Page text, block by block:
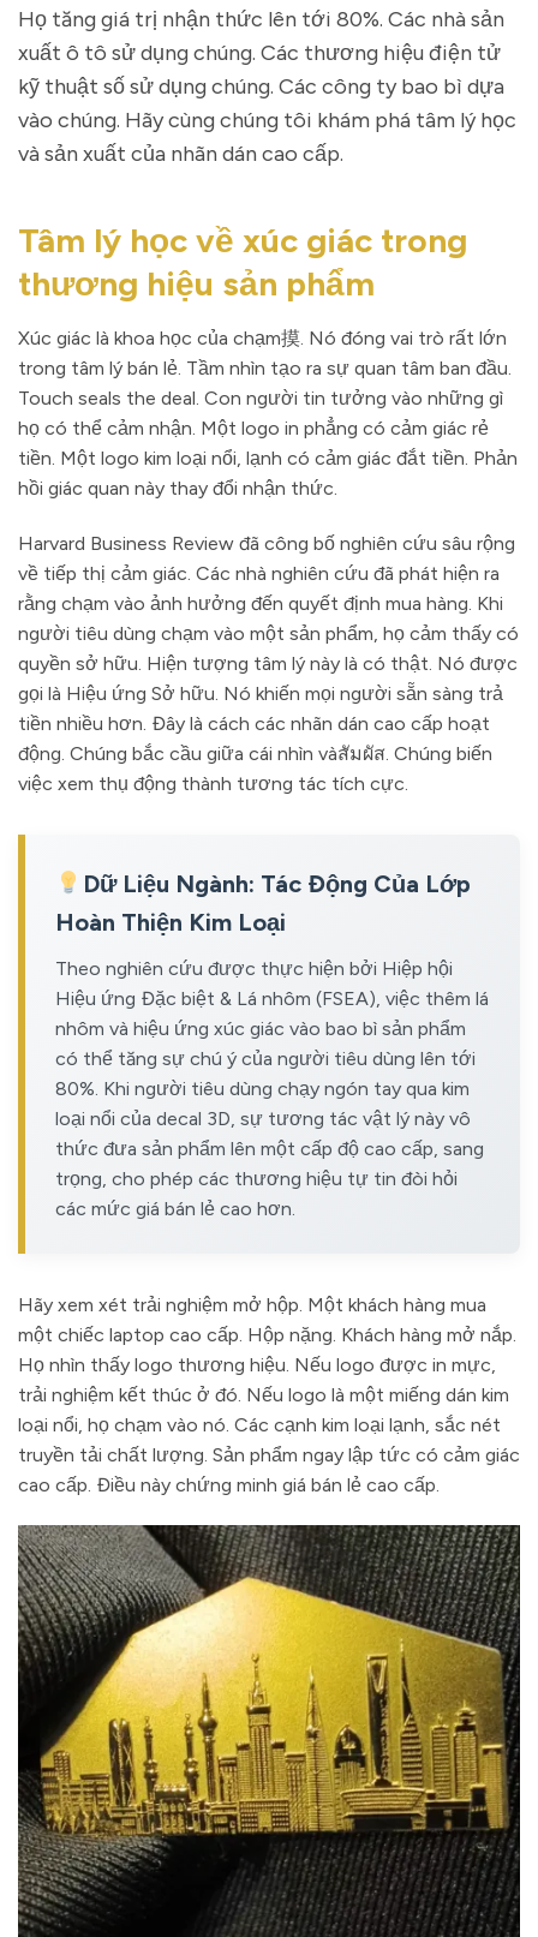
Họ tăng giá trị nhận thức lên tới 80%. Các nhà sản
xuất ô tô sử dụng chúng. Các thương hiệu điện tử
kỹ thuật số sử dụng chúng. Các công ty bao bì dựa
vào chúng. Hãy cùng chúng tôi khám phá tâm lý học
và sản xuất của nhãn dán cao cấp.
Tâm lý học về xúc giác trong
thương hiệu sản phẩm
Xúc giác là khoa học của chạm摸. Nó đóng vai trò rất lớn
trong tâm lý bán lẻ. Tầm nhìn tạo ra sự quan tâm ban đầu.
Touch seals the deal. Con người tin tưởng vào những gì
họ có thể cảm nhận. Một logo in phẳng có cảm giác rẻ
tiền. Một logo kim loại nổi, lạnh có cảm giác đắt tiền. Phản
hồi giác quan này thay đổi nhận thức.
Harvard Business Review đã công bố nghiên cứu sâu rộng
về tiếp thị cảm giác. Các nhà nghiên cứu đã phát hiện ra
rằng chạm vào ảnh hưởng đến quyết định mua hàng. Khi
người tiêu dùng chạm vào một sản phẩm, họ cảm thấy có
quyền sở hữu. Hiện tượng tâm lý này là có thật. Nó được
gọi là Hiệu ứng Sở hữu. Nó khiến mọi người sẵn sàng trả
tiền nhiều hơn. Đây là cách các nhãn dán cao cấp hoạt
động. Chúng bắc cầu giữa cái nhìn vàสัมผัส. Chúng biến
việc xem thụ động thành tương tác tích cực.
Dữ Liệu Ngành: Tác Động Của Lớp
Hoàn Thiện Kim Loại
Theo nghiên cứu được thực hiện bởi Hiệp hội
Hiệu ứng Đặc biệt & Lá nhôm (FSEA), việc thêm lá
nhôm và hiệu ứng xúc giác vào bao bì sản phẩm
có thể tăng sự chú ý của người tiêu dùng lên tới
80%. Khi người tiêu dùng chạy ngón tay qua kim
loại nổi của decal 3D, sự tương tác vật lý này vô
thức đưa sản phẩm lên một cấp độ cao cấp, sang
trọng, cho phép các thương hiệu tự tin đòi hỏi
các mức giá bán lẻ cao hơn.
Hãy xem xét trải nghiệm mở hộp. Một khách hàng mua
một chiếc laptop cao cấp. Hộp nặng. Khách hàng mở nắp.
Họ nhìn thấy logo thương hiệu. Nếu logo được in mực,
trải nghiệm kết thúc ở đó. Nếu logo là một miếng dán kim
loại nổi, họ chạm vào nó. Các cạnh kim loại lạnh, sắc nét
truyền tải chất lượng. Sản phẩm ngay lập tức có cảm giác
cao cấp. Điều này chứng minh giá bán lẻ cao cấp.